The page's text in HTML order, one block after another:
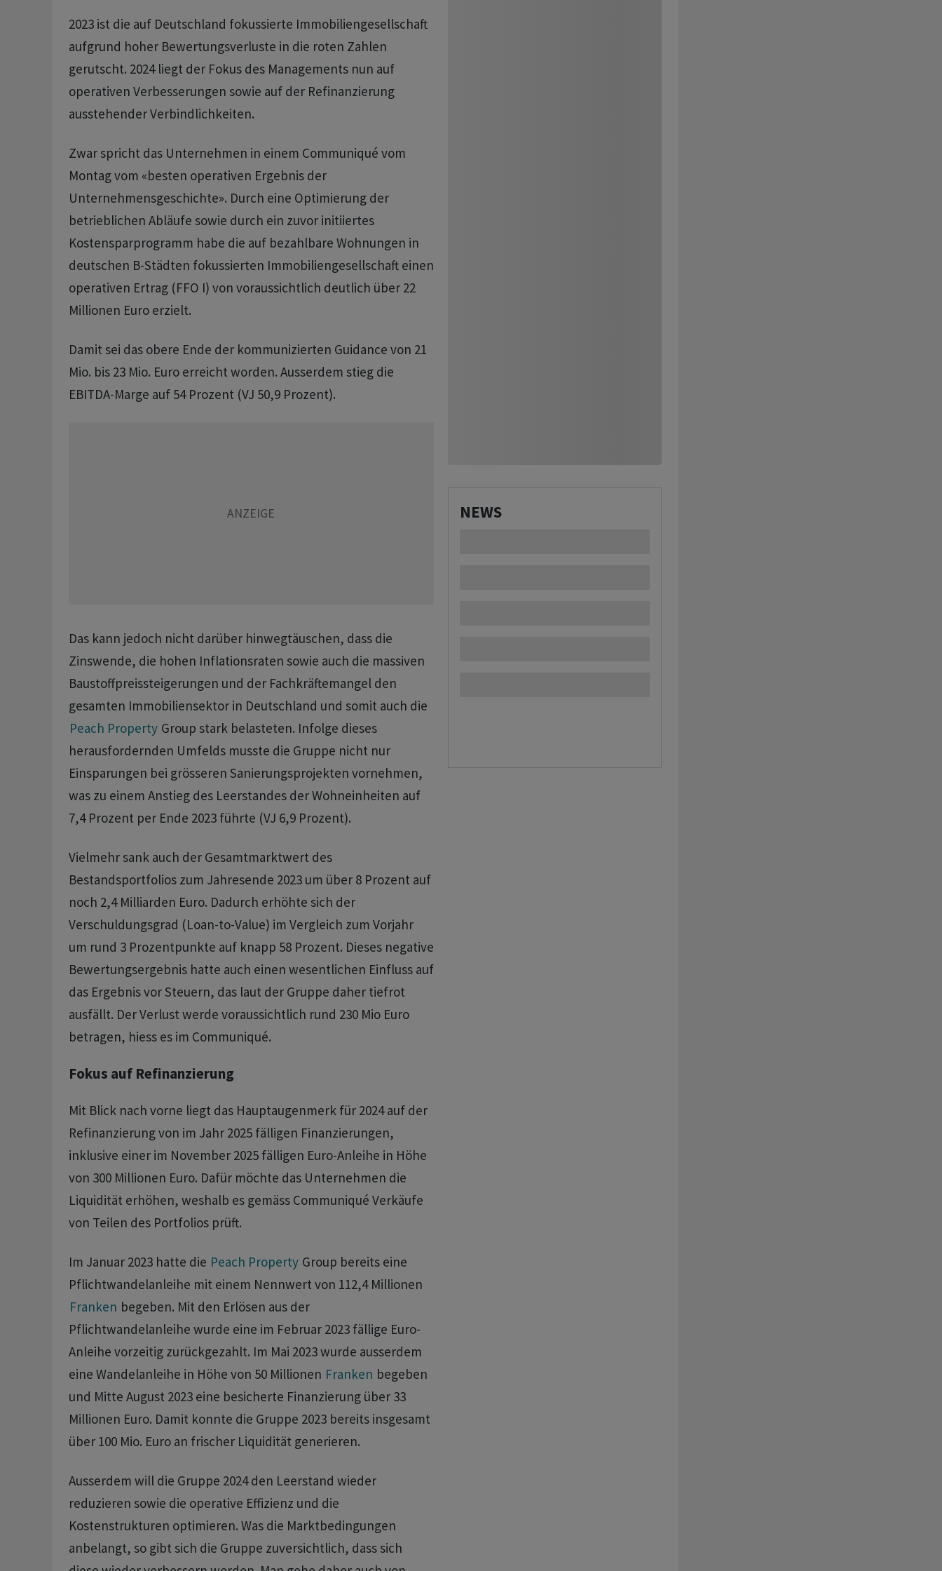
2023 ist die auf Deutschland fokussierte Immobiliengesellschaft
aufgrund hoher Bewertungsverluste in die roten Zahlen
gerutscht. 2024 liegt der Fokus des Managements nun auf
operativen Verbesserungen sowie auf der Refinanzierung
ausstehender Verbindlichkeiten.
Zwar spricht das Unternehmen in einem Communiqué vom
Montag vom «besten operativen Ergebnis der
Unternehmensgeschichte». Durch eine Optimierung der
betrieblichen Abläufe sowie durch ein zuvor initiiertes
Kostensparprogramm habe die auf bezahlbare Wohnungen in
deutschen B-Städten fokussierten Immobiliengesellschaft einen
operativen Ertrag (FFO I) von voraussichtlich deutlich über 22
Millionen Euro erzielt.
Damit sei das obere Ende der kommunizierten Guidance von 21
Mio. bis 23 Mio. Euro erreicht worden. Ausserdem stieg die
EBITDA-Marge auf 54 Prozent (VJ 50,9 Prozent).
Das kann jedoch nicht darüber hinwegtäuschen, dass die
Zinswende, die hohen Inflationsraten sowie auch die massiven
Baustoffpreissteigerungen und der Fachkräftemangel den
gesamten Immobiliensektor in Deutschland und somit auch die
Peach Property Group stark belasteten. Infolge dieses
herausfordernden Umfelds musste die Gruppe nicht nur
Einsparungen bei grösseren Sanierungsprojekten vornehmen,
was zu einem Anstieg des Leerstandes der Wohneinheiten auf
7,4 Prozent per Ende 2023 führte (VJ 6,9 Prozent).
Vielmehr sank auch der Gesamtmarktwert des
Bestandsportfolios zum Jahresende 2023 um über 8 Prozent auf
noch 2,4 Milliarden Euro. Dadurch erhöhte sich der
Verschuldungsgrad (Loan-to-Value) im Vergleich zum Vorjahr
um rund 3 Prozentpunkte auf knapp 58 Prozent. Dieses negative
Bewertungsergebnis hatte auch einen wesentlichen Einfluss auf
das Ergebnis vor Steuern, das laut der Gruppe daher tiefrot
ausfällt. Der Verlust werde voraussichtlich rund 230 Mio Euro
betragen, hiess es im Communiqué.
Fokus auf Refinanzierung
Mit Blick nach vorne liegt das Hauptaugenmerk für 2024 auf der
Refinanzierung von im Jahr 2025 fälligen Finanzierungen,
inklusive einer im November 2025 fälligen Euro-Anleihe in Höhe
von 300 Millionen Euro. Dafür möchte das Unternehmen die
Liquidität erhöhen, weshalb es gemäss Communiqué Verkäufe
von Teilen des Portfolios prüft.
Im Januar 2023 hatte die Peach Property Group bereits eine
Pflichtwandelanleihe mit einem Nennwert von 112,4 Millionen
Franken begeben. Mit den Erlösen aus der
Pflichtwandelanleihe wurde eine im Februar 2023 fällige Euro-
Anleihe vorzeitig zurückgezahlt. Im Mai 2023 wurde ausserdem
eine Wandelanleihe in Höhe von 50 Millionen Franken begeben
und Mitte August 2023 eine besicherte Finanzierung über 33
Millionen Euro. Damit konnte die Gruppe 2023 bereits insgesamt
über 100 Mio. Euro an frischer Liquidität generieren.
Ausserdem will die Gruppe 2024 den Leerstand wieder
reduzieren sowie die operative Effizienz und die
Kostenstrukturen optimieren. Was die Marktbedingungen
anbelangt, so gibt sich die Gruppe zuversichtlich, dass sich
NEWS